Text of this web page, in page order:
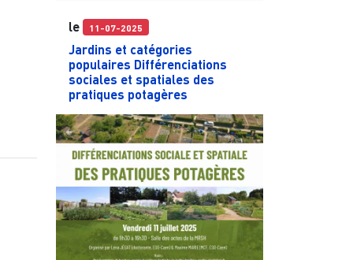
le 11-07-2025
Jardins et catégories
populaires Différenciations
sociales et spatiales des
pratiques potagères